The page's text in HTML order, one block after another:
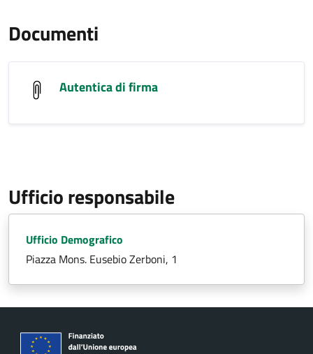
Documenti
Autentica di firma
Ufficio responsabile
Ufficio Demografico
Piazza Mons. Eusebio Zerboni, 1